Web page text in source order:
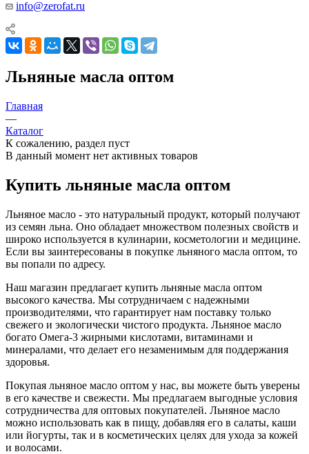
info@zerofat.ru
Льняные масла оптом
Главная
—
Каталог
К сожалению, раздел пуст
В данный момент нет активных товаров
Купить льняные масла оптом
Льняное масло - это натуральный продукт, который получают
из семян льна. Оно обладает множеством полезных свойств и
широко используется в кулинарии, косметологии и медицине.
Если вы заинтересованы в покупке льняного масла оптом, то
вы попали по адресу.
Наш магазин предлагает купить льняные масла оптом
высокого качества. Мы сотрудничаем с надежными
производителями, что гарантирует нам поставку только
свежего и экологически чистого продукта. Льняное масло
богато Омега-3 жирными кислотами, витаминами и
минералами, что делает его незаменимым для поддержания
здоровья.
Покупая льняное масло оптом у нас, вы можете быть уверены
в его качестве и свежести. Мы предлагаем выгодные условия
сотрудничества для оптовых покупателей. Льняное масло
можно использовать как в пищу, добавляя его в салаты, каши
или йогурты, так и в косметических целях для ухода за кожей
и волосами.